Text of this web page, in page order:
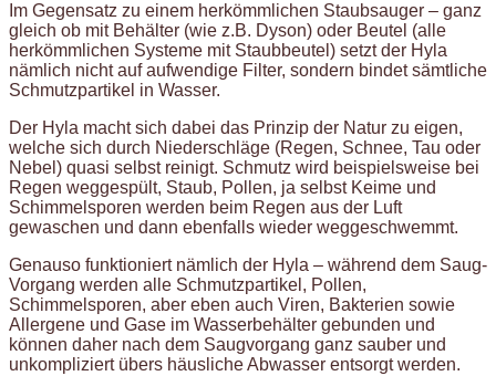
Im Gegensatz zu einem herkömmlichen Staubsauger – ganz
gleich ob mit Behälter (wie z.B. Dyson) oder Beutel (alle
herkömmlichen Systeme mit Staubbeutel) setzt der Hyla
nämlich nicht auf aufwendige Filter, sondern bindet sämtliche
Schmutzpartikel in Wasser.
Der Hyla macht sich dabei das Prinzip der Natur zu eigen,
welche sich durch Niederschläge (Regen, Schnee, Tau oder
Nebel) quasi selbst reinigt. Schmutz wird beispielsweise bei
Regen weggespült, Staub, Pollen, ja selbst Keime und
Schimmelsporen werden beim Regen aus der Luft
gewaschen und dann ebenfalls wieder weggeschwemmt.
Genauso funktioniert nämlich der Hyla – während dem Saug-
Vorgang werden alle Schmutzpartikel, Pollen,
Schimmelsporen, aber eben auch Viren, Bakterien sowie
Allergene und Gase im Wasserbehälter gebunden und
können daher nach dem Saugvorgang ganz sauber und
unkompliziert übers häusliche Abwasser entsorgt werden.